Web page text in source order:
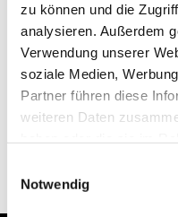
zu können und die
analysieren. Außerdem
Verwendung unserer
soziale Medien,
Partner führen diese
weiteren Daten
Notwendig